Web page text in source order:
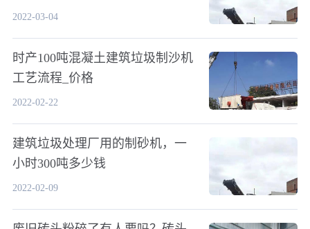
2022-03-04
时产100吨混凝土建筑垃圾制沙机
工艺流程_价格
2022-02-22
建筑垃圾处理厂用的制砂机，一
小时300吨多少钱
2022-02-09